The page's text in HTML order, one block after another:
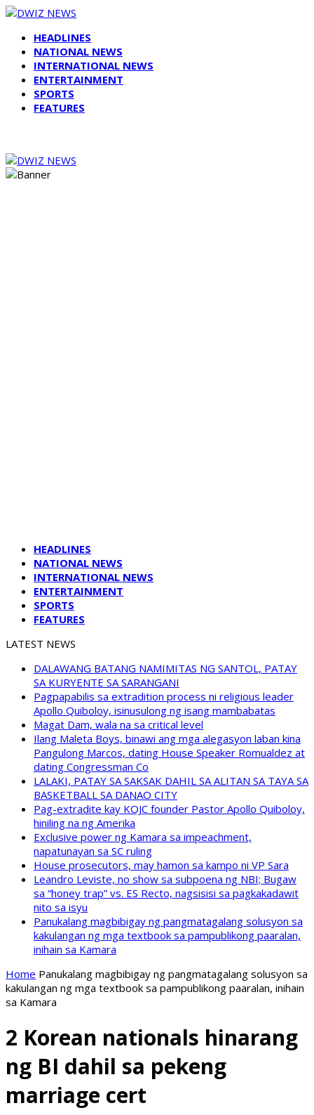
HEADLINES
NATIONAL NEWS
INTERNATIONAL NEWS
ENTERTAINMENT
SPORTS
FEATURES
HEADLINES
NATIONAL NEWS
INTERNATIONAL NEWS
ENTERTAINMENT
SPORTS
FEATURES
LATEST NEWS
DALAWANG BATANG NAMIMITAS NG SANTOL, PATAY
SA KURYENTE SA SARANGANI
Pagpapabilis sa extradition process ni religious leader
Apollo Quiboloy, isinusulong ng isang mambabatas
Magat Dam, wala na sa critical level
Ilang Maleta Boys, binawi ang mga alegasyon laban kina
Pangulong Marcos, dating House Speaker Romualdez at
dating Congressman Co
LALAKI, PATAY SA SAKSAK DAHIL SA ALITAN SA TAYA SA
BASKETBALL SA DANAO CITY
Pag-extradite kay KOJC founder Pastor Apollo Quiboloy,
hiniling na ng Amerika
Exclusive power ng Kamara sa impeachment,
napatunayan sa SC ruling
House prosecutors, may hamon sa kampo ni VP Sara
Leandro Leviste, no show sa subpoena ng NBI; Bugaw
sa “honey trap” vs. ES Recto, nagsisisi sa pagkakadawit
nito sa isyu
Panukalang magbibigay ng pangmatagalang solusyon sa
kakulangan ng mga textbook sa pampublikong paaralan,
inihain sa Kamara
Home Panukalang magbibigay ng pangmatagalang solusyon sa
kakulangan ng mga textbook sa pampublikong paaralan, inihain
sa Kamara
2 Korean nationals hinarang
ng BI dahil sa pekeng
marriage cert